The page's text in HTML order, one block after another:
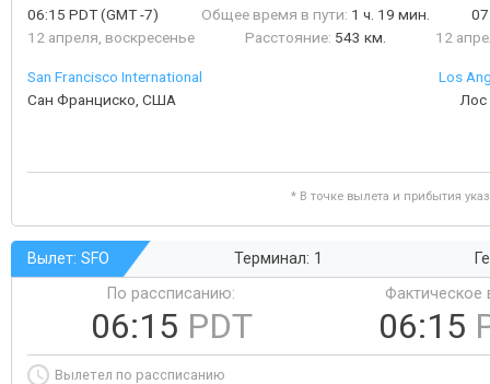
06:15 PDT(GMT -7)
12 апреля, воскресенье
Общее время в пути: 1 ч. 19 мин.
Расстояние: 543 км.
12
San Francisco International
Сан Франциско, США
Los
* В точке вылета и прибытия
Вылет: SFO Терминал: 1
По рассписанию:
06:15 PDT
Фактическое
06:15
Вылетел по рассписанию